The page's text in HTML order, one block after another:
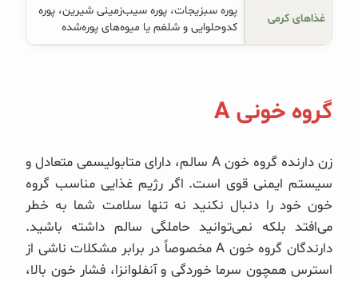
غذاهای کرمی
پوره سبزیجات، پوره سیب‌زمینی شیرین، پوره
کدوحلوایی و شلغم یا میوه‌های پوره‌شده
گروه خونی A
زن دارنده گروه خون A سالم، دارای متابولیسمی متعادل و
سیستم ایمنی قوی است. اگر رژیم غذایی مناسب گروه
خون خود را دنبال نکنید نه تنها سلامت شما به خطر
می‌افتد بلکه نمی‌توانید حاملگی سالم داشته باشید.
دارندگان گروه خون A مخصوصاً در برابر مشکلات ناشی از
استرس همچون سرما خوردگی و آنفلوانزا، فشار خون بالا،